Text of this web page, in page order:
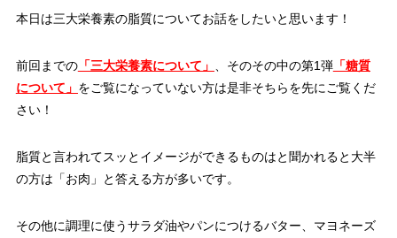
本日は三大栄養素の脂質についてお話をしたいと思います！
前回までの「三大栄養素について」 、そのその中の第1弾「糖質
について」 をご覧になっていない方は是非そちらを先にご覧くだ
さい！
脂質と言われてスッとイメージができるものはと聞かれると大半
の方は「お肉」と答える方が多いです。
その他に調理に使うサラダ油やパンにつけるバター、マヨネーズ